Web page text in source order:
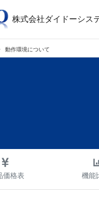
株式会社ダイドーシス
動作環境について
価格表 機能